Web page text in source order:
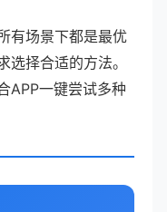
有场景下都是最优
择合适的方法。
APP一键尝试多种